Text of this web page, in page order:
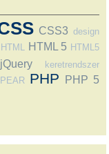
CSS3 design
HTML HTML 5 HTML5
jQuery keretrendszer
PEAR PHP PHP 5